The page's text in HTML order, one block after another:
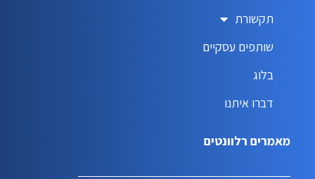
תקשורת
שותפים עסקיים
בלוג
דברו איתנו
מאמרים רלוונטים